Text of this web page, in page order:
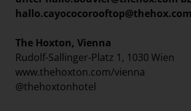
hallo.cayococorooftop@thehox.com
The Hoxton, Vienna
Rudolf-Sallinger-Platz 1, 1030 Wien
www.thehoxton.com/vienna
@thehoxtonhotel